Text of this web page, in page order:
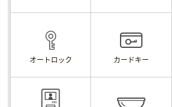
オートロック カードキー